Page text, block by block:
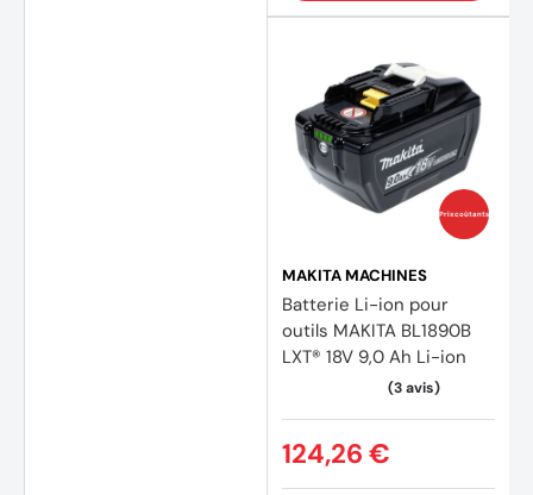
Prix coûtants
MAKITA MACHINES
Batterie Li-ion pour
outils MAKITA BL1890B
LXT® 18V 9,0 Ah Li-ion
124,26 €